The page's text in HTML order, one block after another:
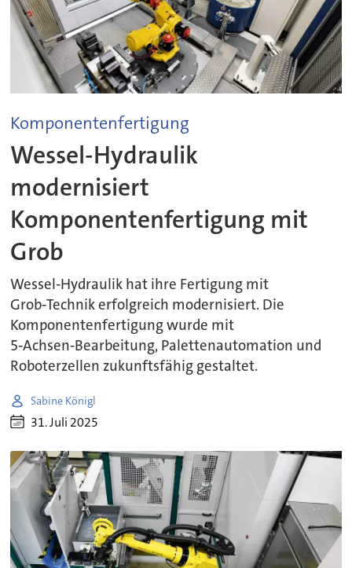
Komponentenfertigung
Wessel-Hydraulik
modernisiert
Komponentenfertigung mit
Grob
Wessel‑Hydraulik hat ihre Fertigung mit
Grob‑Technik erfolgreich modernisiert. Die
Komponentenfertigung wurde mit
5‑Achsen‑Bearbeitung, Palettenautomation und
Roboterzellen zukunftsfähig gestaltet.
Sabine Königl
31. Juli 2025